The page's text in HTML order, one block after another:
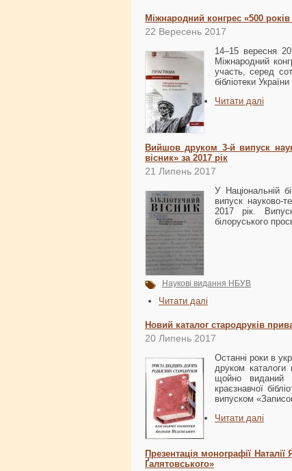
Міжнародний конгрес «500
22 Вересень 2017
14–15 вересня
Міжнародний
участь, серед
бібліотеки
Читати далі
Вийшов друком 3-й випуск
вісник» за 2017 рік
21 Липень 2017
У Національній
випуск науково-
2017 рік.
білоруського
Наукові видання НБУВ
Читати далі
Новий каталог стародруків
20 Липень 2017
Останні роки в
друком каталоги
щойно виданий
краєзнавчої
випуском
Читати далі
Презентація монографії
Ґалятовського»